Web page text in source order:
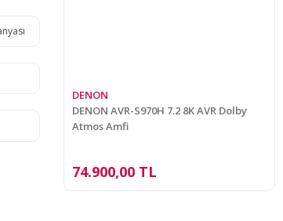
DENON
DENON AVR-S970H 7.2 8K AVR Dolby
Atmos Amfi
74.900,00 TL